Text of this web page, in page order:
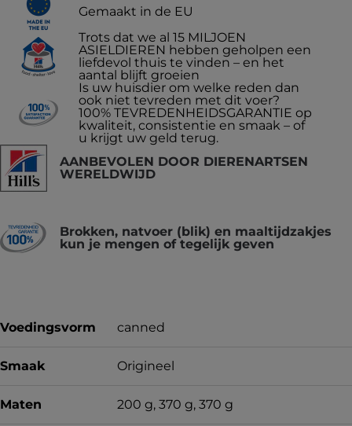
Gemaakt in de EU
Trots dat we al 15 MILJOEN
ASIELDIEREN hebben geholpen een
liefdevol thuis te vinden – en het
aantal blijft groeien
Is uw huisdier om welke reden dan
ook niet tevreden met dit voer?
100% TEVREDENHEIDSGARANTIE op
kwaliteit, consistentie en smaak – of
u krijgt uw geld terug.
AANBEVOLEN DOOR DIERENARTSEN
WERELDWIJD
Brokken, natvoer (blik) en maaltijdzakjes
kun je mengen of tegelijk geven
Voedingsvorm canned
Smaak Origineel
Maten 200 g, 370 g, 370 g